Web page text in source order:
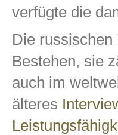
verfügte die
Die
Bestehen, sie
auch im
älteres